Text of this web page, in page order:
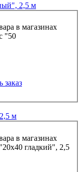
2,5 м
в магазинах
"50
заказ
м
в магазинах
гладкий", 2,5